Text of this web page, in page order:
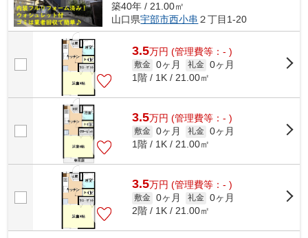
築40年 / 21.00㎡
山口県宇部市西小串 ２丁目1-20
3.5万円 (管理費等：- )
敷金 0ヶ月 礼金 0ヶ月
1階 / 1K / 21.00㎡
3.5万円 (管理費等：- )
敷金 0ヶ月 礼金 0ヶ月
1階 / 1K / 21.00㎡
3.5万円 (管理費等：- )
敷金 0ヶ月 礼金 0ヶ月
2階 / 1K / 21.00㎡